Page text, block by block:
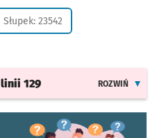
Słupek: 23542
linii 129 ROZWIŃ